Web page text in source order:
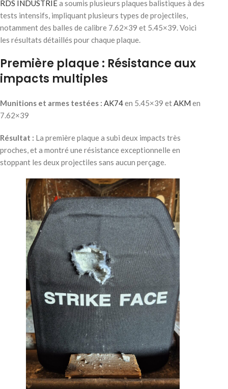
RDS INDUSTRIEa soumis plusieurs plaques balistiques à des
tests intensifs, impliquant plusieurs types de projectiles,
notamment des balles de calibre 7.62×39 et 5.45×39. Voici
les résultats détaillés pour chaque plaque.
Première plaque : Résistance aux
impacts multiples
Munitions et armes testées : AK74en 5.45×39 etAKM en
7.62×39
Résultat : La première plaque a subi deux impacts très
proches, et a montré une résistance exceptionnelle en
stoppant les deux projectiles sans aucun perçage.